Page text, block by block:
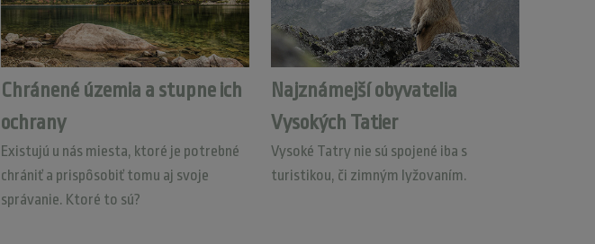
Chránené územia a stupne ich
ochrany
Existujú u nás miesta, ktoré je potrebné
chrániť a prispôsobiť tomu aj svoje
správanie. Ktoré to sú?
Najznámejší obyvatelia
Vysokých Tatier
Vysoké Tatry nie sú spojené iba s
turistikou, či zimným lyžovaním.